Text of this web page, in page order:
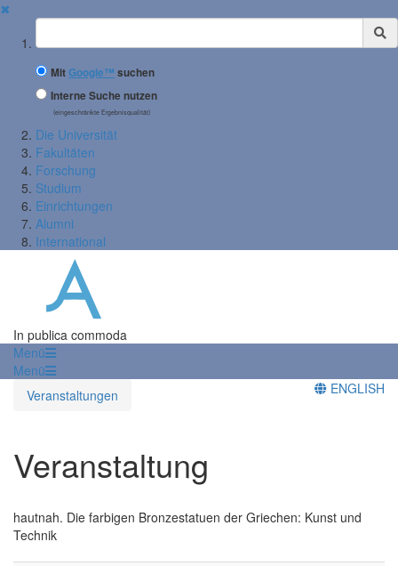
✖
Suchbegriff
MitGoogle™ suchen
Interne Suche nutzen
(eingeschränkte Ergebnisqualität)
Die Universität
Fakultäten
Forschung
Studium
Einrichtungen
Alumni
International
In publica commoda
Menü
Menü
Veranstaltungen
ENGLISH
Veranstaltung
hautnah. Die farbigen Bronzestatuen der Griechen: Kunst und
Technik